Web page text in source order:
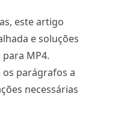
este artigo
e soluções
MP4.
os parágrafos a
necessárias